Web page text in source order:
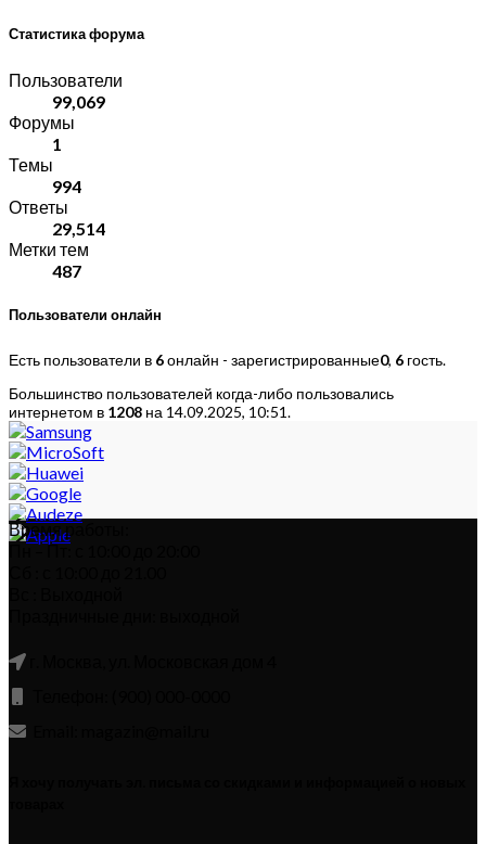
Статистика форума
Пользователи
99,069
Форумы
1
Темы
994
Ответы
29,514
Метки тем
487
Пользователи онлайн
Есть пользователи в 6онлайн - зарегистрированные0, 6 гость.
Большинство пользователей когда-либо пользовались
интернетом в 1208 на 14.09.2025, 10:51.
Время работы:
Пн – Пт: с 10:00 до 20:00